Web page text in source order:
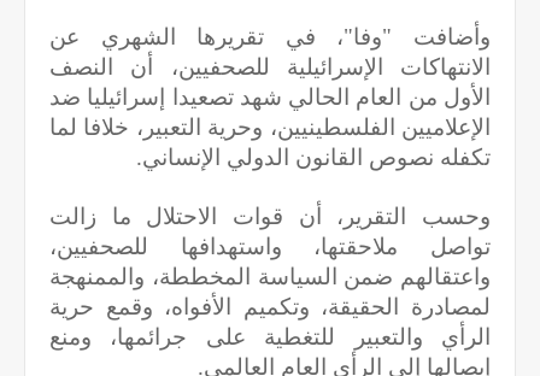
وأضافت "وفا"، في تقريرها الشهري عن
الانتهاكات الإسرائيلية للصحفيين، أن النصف
الأول من العام الحالي شهد تصعيدا إسرائيليا ضد
الإعلاميين الفلسطينيين، وحرية التعبير، خلافا لما
تكفله نصوص القانون الدولي الإنساني.
وحسب التقرير، أن قوات الاحتلال ما زالت
تواصل ملاحقتها، واستهدافها للصحفيين،
واعتقالهم ضمن السياسة المخططة، والممنهجة
لمصادرة الحقيقة، وتكميم الأفواه، وقمع حرية
الرأي والتعبير للتغطية على جرائمها، ومنع
إيصالها إلى الرأي العام العالمي.